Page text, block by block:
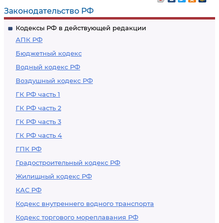
Законодательство РФ
Кодексы РФ в действующей редакции
АПК РФ
Бюджетный кодекс
Водный кодекс РФ
Воздушный кодекс РФ
ГК РФ часть 1
ГК РФ часть 2
ГК РФ часть 3
ГК РФ часть 4
ГПК РФ
Градостроительный кодекс РФ
Жилищный кодекс РФ
КАС РФ
Кодекс внутреннего водного транспорта
Кодекс торгового мореплавания РФ
исчезновения
растений, животных
и других